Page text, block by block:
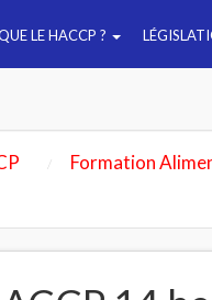
LE HACCP ?
Formation